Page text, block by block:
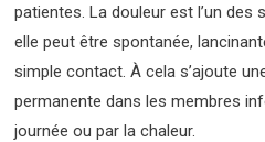
patientes. La douleur est l’un des
elle peut être spontanée,
simple contact. À cela s’ajoute
permanente dans les membres
journée ou par la chaleur.